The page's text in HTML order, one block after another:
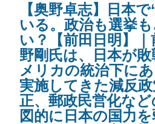
【奥野卓志】日本
いる。政治も選挙
い？【前田日明】
野剛氏は、日本が
メリカの統治下に
実施してきた減反
正、郵政民営化な
図的に日本の国力を